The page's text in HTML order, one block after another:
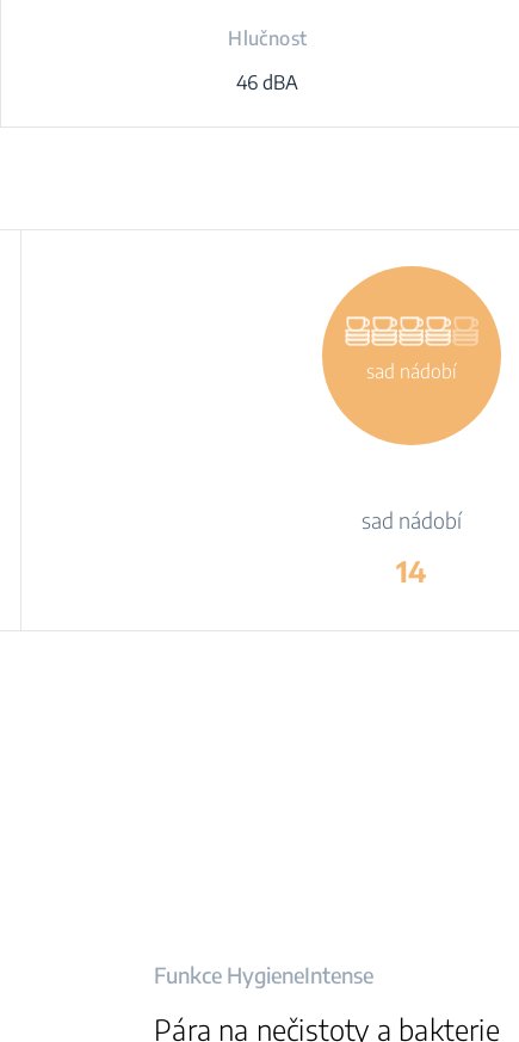
Hlučnost
46 dBA
sad nádobí
sad nádobí
14
Funkce HygieneIntense
Pára na nečistoty a bakterie